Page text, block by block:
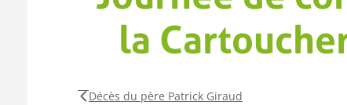
la
Décès du père Patrick Giraud